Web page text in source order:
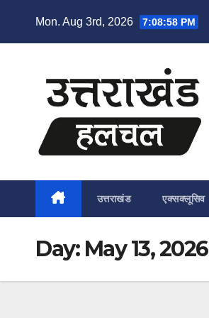
Mon. Aug 3rd, 2026 7:09:00 PM
उत्तराखंड एक्सक्लूसिव
Day: May 13, 2026